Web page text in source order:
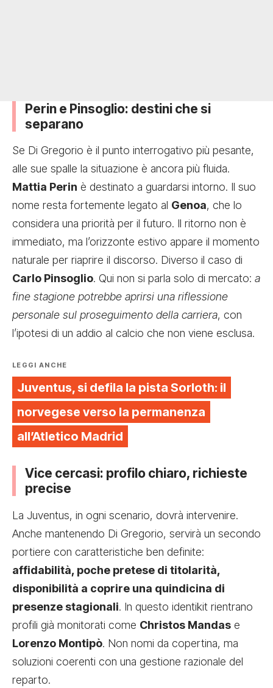
Perin e Pinsoglio: destini che si
separano
Se Di Gregorio è il punto interrogativo più pesante,
alle sue spalle la situazione è ancora più fluida.
Mattia Perin è destinato a guardarsi intorno. Il suo
nome resta fortemente legato al Genoa, che lo
considera una priorità per il futuro. Il ritorno non è
immediato, ma l’orizzonte estivo appare il momento
naturale per riaprire il discorso. Diverso il caso di
Carlo Pinsoglio. Qui non si parla solo di mercato: a
fine stagione potrebbe aprirsi una riflessione
personale sul proseguimento della carriera, con
l’ipotesi di un addio al calcio che non viene esclusa.
LEGGI ANCHE
Juventus, si defila la pista Sorloth: il
norvegese verso la permanenza
all’Atletico Madrid
Vice cercasi: profilo chiaro, richieste
precise
La Juventus, in ogni scenario, dovrà intervenire.
Anche mantenendo Di Gregorio, servirà un secondo
portiere con caratteristiche ben definite:
affidabilità, poche pretese di titolarità,
disponibilità a coprire una quindicina di
presenze stagionali. In questo identikit rientrano
profili già monitorati come Christos Mandas e
Lorenzo Montipò. Non nomi da copertina, ma
soluzioni coerenti con una gestione razionale del
reparto.